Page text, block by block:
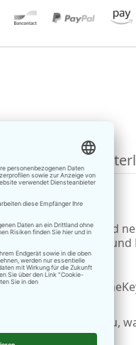
Dieses Produkt wird
für Hotels, Cafés und
mehr beliebige
Grau,